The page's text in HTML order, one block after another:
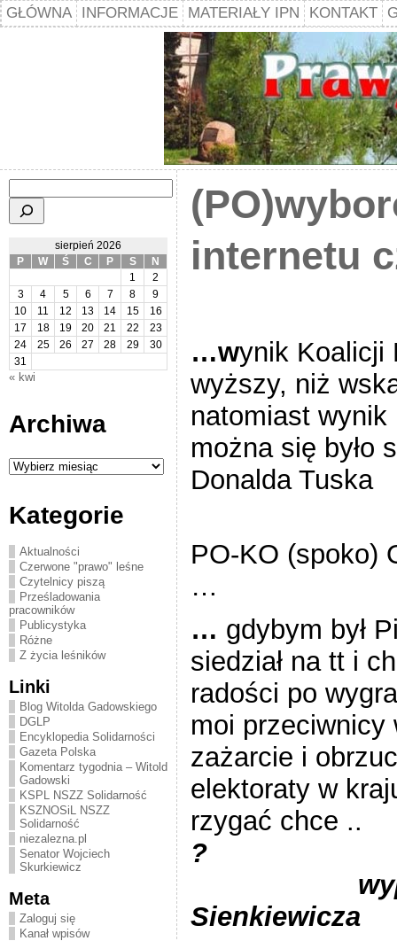
GŁÓWNA INFORMACJE MATERIAŁY IPN KONTAKT
sierpień 2026
P
W Ś C P S
N
1
2
3
4 5 6 7 8
9
10
11 12 13 14 15
16
17
18 19 20 21 22
23
24
25 26 27 28 29
30
31
« kwi
Archiwa
Archiwa
Kategorie
Aktualności
Czerwone "prawo" leśne
Czytelnicy piszą
Prześladowania
pracowników
Publicystyka
Różne
Z życia leśników
Linki
Blog Witolda Gadowskiego
DGLP
Encyklopedia Solidarności
Gazeta Polska
Komentarz tygodnia – Witold
Gadowski
KSPL NSZZ Solidarność
KSZNOSiL NSZZ
Solidarność
niezalezna.pl
Senator Wojciech
Skurkiewicz
Meta
Zaloguj się
Kanał wpisów
internetu
…wynik Koalicji
wyższy, niż
natomiast
można się
Donalda Tuska
PO-KO (spoko)
…
… gdybym był
siedział na tt i
radości po
moi
zażarcie i
elektoraty w
rzygać chce ..